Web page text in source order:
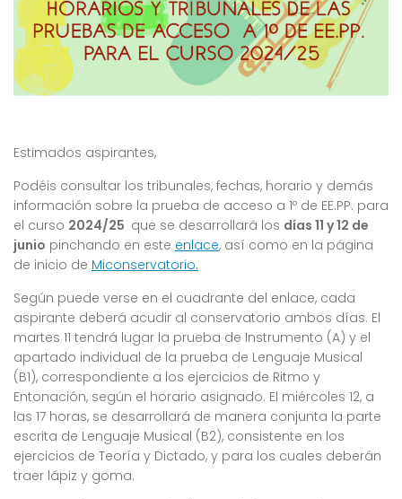
Estimados aspirantes,
Podéis consultar los tribunales, fechas, horario y demás
información sobre la prueba de acceso a 1º de EE.PP. para
el curso 2024/25 que se desarrollará los días 11 y 12 de
junio pinchando en este enlace, así como en la página
de inicio de Miconservatorio.
Según puede verse en el cuadrante del enlace, cada
aspirante deberá acudir al conservatorio ambos días. El
martes 11 tendrá lugar la prueba de Instrumento (A) y el
apartado individual de la prueba de Lenguaje Musical
(B1), correspondiente a los ejercicios de Ritmo y
Entonación, según el horario asignado. El miércoles 12, a
las 17 horas, se desarrollará de manera conjunta la parte
escrita de Lenguaje Musical (B2), consistente en los
ejercicios de Teoría y Dictado, y para los cuales deberán
traer lápiz y goma.